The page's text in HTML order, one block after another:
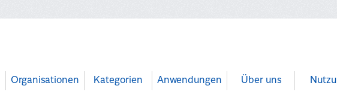
Organisationen Kategorien Anwendungen Über uns